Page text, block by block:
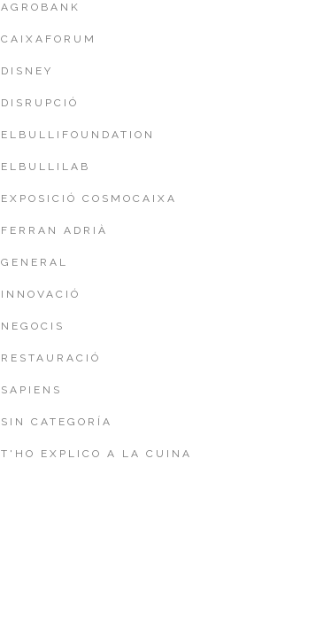
AGROBANK
CAIXAFORUM
DISNEY
DISRUPCIÓ
ELBULLIFOUNDATION
ELBULLILAB
EXPOSICIÓ COSMOCAIXA
FERRAN ADRIÀ
GENERAL
INNOVACIÓ
NEGOCIS
RESTAURACIÓ
SAPIENS
SIN CATEGORÍA
T'HO EXPLICO A LA CUINA